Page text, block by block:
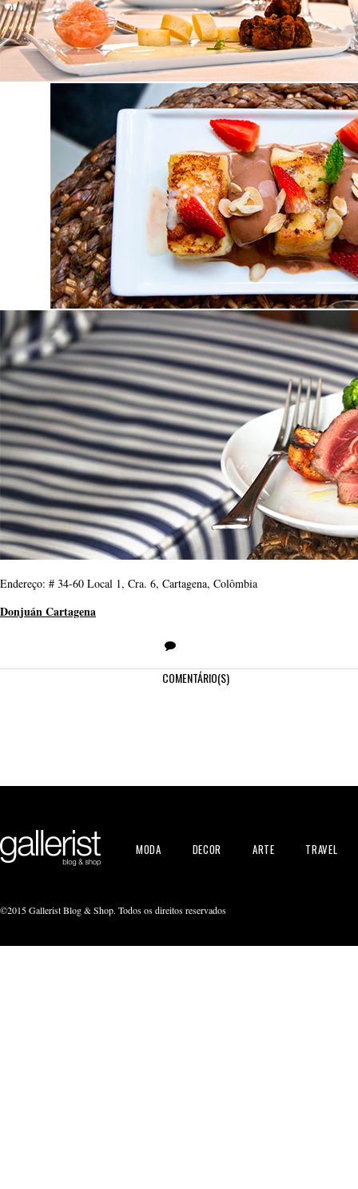
Endereço: # 34-60 Local 1, Cra. 6, Cartagena, Colômbia
Donjuán Cartagena
COMENTÁRIO(S)
MODA DECOR ARTE TRAVEL
©2015 Gallerist Blog & Shop. Todos os direitos reservados